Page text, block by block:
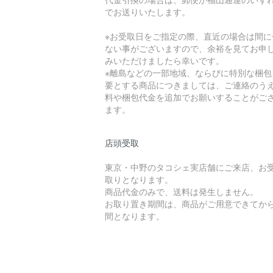
でお送りいたします。
※お受取日をご指定の際、直近の場合は間
ない事がございますので、余裕を見てお申
みいただけましたら幸いです。
※離島などの一部地域、ならびに特別な梱
要とする商品につきましては、ご連絡のう
料や梱包代金を追加でお願いすることがご
ます。
店頭受取
東京・中野のタコシェ実店舗にご来店、お
取りとなります。
商品代金のみで、送料は発生しません。
お取り置き期間は、商品がご用意できてか
間となります。